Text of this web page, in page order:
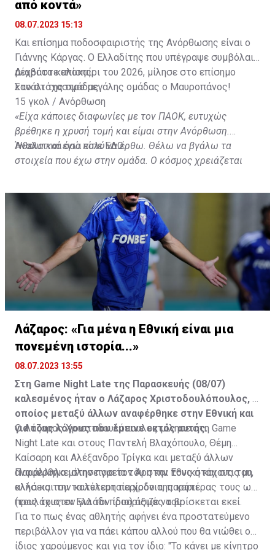
ετών μετακόμισε στην Αργεντινή και την Μπάνφιλντ
όπου έμεινε για εφτά χρόνια μέχρι που το 2021 άλλαξε
ήπειρο για χάρη της Ράγιο Βαγιεκάνο στην Ισπανία.
Αγωνίστηκε επίσης στη Νιούελς Ολντ Μπόις με τη
μορφή δανεισμού. Έχει επίσης υπάρξει διεθνής με την
Κολομβία καταγράφοντας μια συμμετοχή».
από κοντά»
08.07.2023 15:13
Και επίσημα ποδοσφαιριστής της Ανόρθωσης είναι ο
Γιάννης Κάργας. Ο Ελλαδίτης που υπέγραψε συμβόλαιο
μέχρι το καλοκαίρι του 2026, μίλησε στο επίσημο
κανάλι της ομάδας.
Διαβάστε επίσης:
Στο στόχαστρο μεγάλης ομάδας ο Μαυροπάνος!
15 γκολ / Ανόρθωση
«Είχα κάποιες διαφωνίες με τον ΠΑΟΚ, ευτυχώς
βρέθηκε η χρυσή τομή και είμαι στην Ανόρθωση.
Ήθελα και εγώ πολύ να έρθω. Θέλω να βγάλω τα
στοιχεία που έχω στην ομάδα. Ο κόσμος χρειάζεται
να δω τον κόσμο από κοντά», είπε μεταξύ άλλων.
Αναλυτικά όσα είπεΕΔΩ.
Λάζαρος: «Για μένα η Εθνική είναι μια
πονεμένη ιστορία...»
08.07.2023 13:55
Στη Game Night Late της Παρασκευής (08/07)
καλεσμένος ήταν ο Λάζαρος Χριστοδουλόπουλος, ο
οποίος μεταξύ άλλων αναφέρθηκε στην Εθνική και
για τους λόγους που έμεινε εκτός αυτής.
Ο Λάζαρος Χριστοδουλόπουλος μίλησε στη Game
Night Late και στους Παντελή Βλαχόπουλο, Θέμη
Καίσαρη και Αλέξανδρο Τρίγκα και μεταξύ άλλων
αναφέρθηκε στην πορεία του στην Εθνική και στις μη
κλήσεις του τα τελευταία χρόνια, παρότι
(τουλάχιστον για τον ίδιο) άξιζε να βρίσκεται εκεί.
Παράλληλα μίλησε για τον Άρη και τους στόχους του,
αλλά και την καλύτερη περίοδο της καριέρας τους ως
προς τους εν Ελλάδι προορισμός του.
Για το πως ένας αθλητής αφήνει ένα προστατεύμενο
περιβάλλον για να πάει κάπου αλλού που θα νιώθει ο
ίδιος χαρούμενος και για τον ίδιο: "Το κάνει με κίνητρο